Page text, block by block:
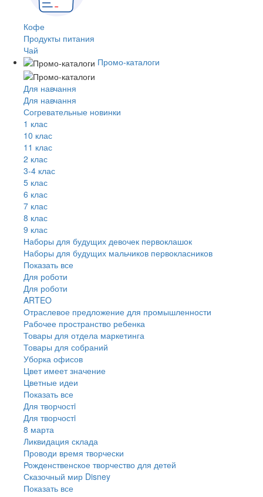
Кофе
Продукты питания
Чай
Промо-каталоги
Для навчання
Для навчання
Согревательные новинки
1 клас
10 клас
11 клас
2 клас
3-4 клас
5 клас
6 клас
7 клас
8 клас
9 клас
Наборы для будущих девочек первоклашок
Наборы для будущих мальчиков первокласников
Показать все
Для роботи
Для роботи
ARTEO
Отраслевое предложение для промышленности
Рабочее пространство ребенка
Товары для отдела маркетинга
Товары для собраний
Уборка офисов
Цвет имеет значение
Цветные идеи
Показать все
Для творчостi
Для творчостi
8 марта
Ликвидация склада
Проводи время творчески
Рожденственское творчество для детей
Сказочный мир Disney
Показать все